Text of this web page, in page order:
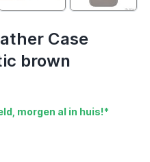
Case
brown
morgen al in huis!*